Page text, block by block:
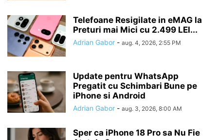
Telefoane Resigilate in eMAG la
Preturi mai Mici cu 2.499 LEI...
Adrian Gabor - aug. 4, 2026, 2:55 PM
Update pentru WhatsApp
Pregatit cu Schimbari Bune pe
iPhone si Android
Adrian Gabor - aug. 3, 2026, 8:00 AM
Sper ca iPhone 18 Pro sa Nu Fie